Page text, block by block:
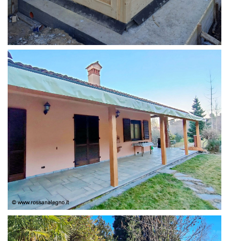
STRUTTURA ADDOSSATA PER LOCALE CALDAIA
COPERTURA